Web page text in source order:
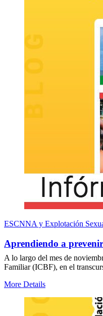
ESCNNA y Explotación
Aprendiendo a
A lo largo del mes de
Familiar (ICBF), en el
More Details